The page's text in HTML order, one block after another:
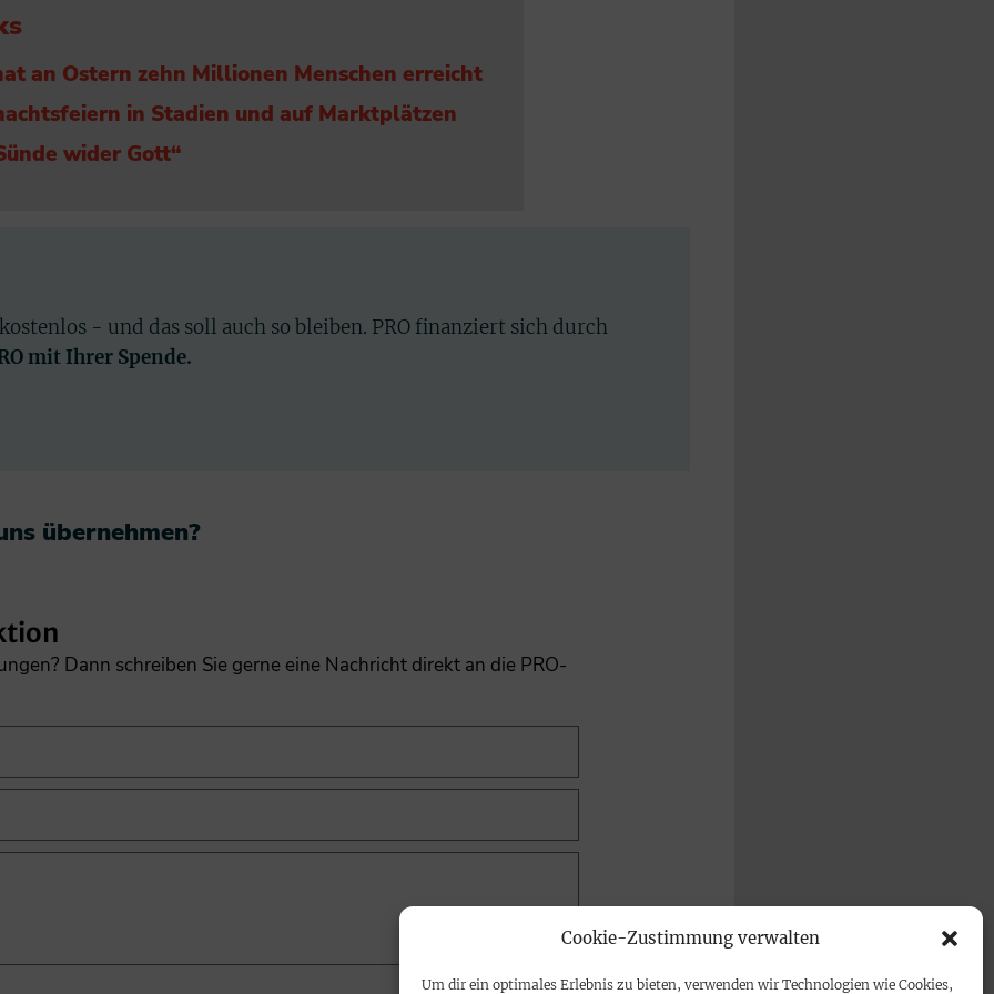
Cookie-Zustimmung verwalten
Um dir ein optimales Erlebnis zu bieten, verwenden wir Technologien wie Cookies,
an Ostern zehn Millionen Menschen erreicht
in Stadien und auf Marktplätzen
wider Gott“
- und das soll auch so bleiben. PRO finanziert sich durch
mit Ihrer Spende.
übernehmen?​
Dann schreiben Sie gerne eine Nachricht direkt an die PRO-